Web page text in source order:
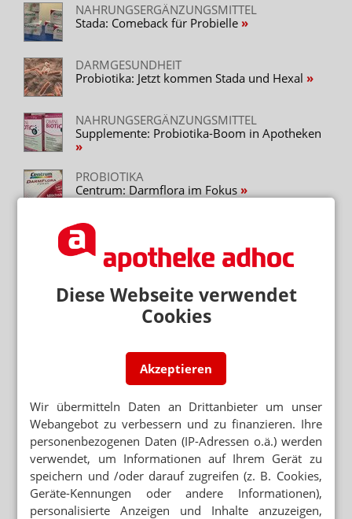
Diese Webseite verwendet
Cookies
Akzeptieren
Wir übermitteln Daten an Drittanbieter um unser
Webangebot zu verbessern und zu finanzieren. Ihre
personenbezogenen Daten (IP-Adressen o.ä.) werden
verwendet, um Informationen auf Ihrem Gerät zu
speichern und /oder darauf zugreifen (z. B. Cookies,
Geräte-Kennungen oder andere Informationen),
personalisierte Anzeigen und Inhalte anzuzeigen,
NAHRUNGSERGÄNZUNGSMITTEL
Stada: Comeback für Probielle
DARMGESUNDHEIT
Probiotika: Jetzt kommen Stada und Hexal
NAHRUNGSERGÄNZUNGSMITTEL
Supplemente: Probiotika-Boom in Apotheken
PROBIOTIKA
Centrum: Darmflora im Fokus
DARMGESUNDHEIT
Probiotika: Millionen mit Mikroben
REIZDARM-PRÄPARATE
Fieser Angriff auf Kijimea
Neuere Artikel zum Thema
NAHRUNGSERGÄNZUNGSMITTEL
OLG-MÜNCHEN
Biosan: Kein Vertriebsstopp, kein Rückruf
NAHRUNGSERGÄNZUNGSMITTEL
Biosan: Hexal verspricht zu viel